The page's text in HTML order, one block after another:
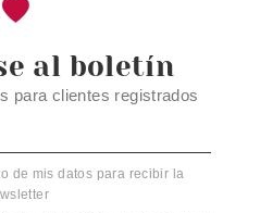
al boletín
para clientes registrados
de mis datos para recibir la